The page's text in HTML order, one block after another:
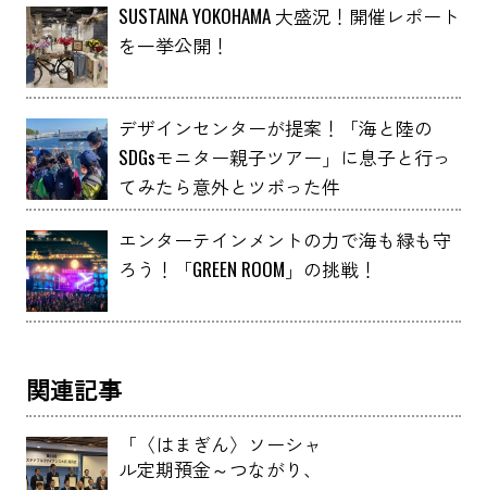
SUSTAINA YOKOHAMA 大盛況！開催レポート
を一挙公開！
デザインセンターが提案！「海と陸の
SDGsモニター親子ツアー」に息子と行っ
てみたら意外とツボった件
エンターテインメントの力で海も緑も守
ろう！「GREEN ROOM」の挑戦！
関連記事
「〈はまぎん〉ソーシャ
ル定期預金～つながり、